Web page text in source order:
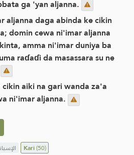
ga 'yan aljanna.
aljanna daga abinda ke cikin
domin cewa ni'imar aljanna
amma ni'imar duniya ba
raɗaɗi da masassara su ne
aiki na gari wanda za'a
ni'imar aljanna.
Kari(50)